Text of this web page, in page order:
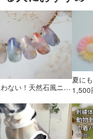
ない！天然石風ニュ
イルアートのバリエ
ン
夏に
デイ
1,500